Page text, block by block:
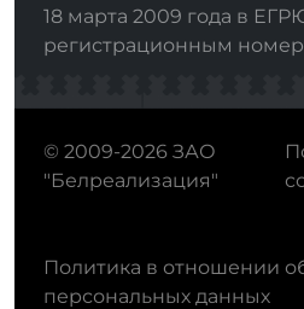
18 марта 2009 года в
регистрационным
© 2009-2026 ЗАО
"Белреализация"
Политика в отношении
персональных данных